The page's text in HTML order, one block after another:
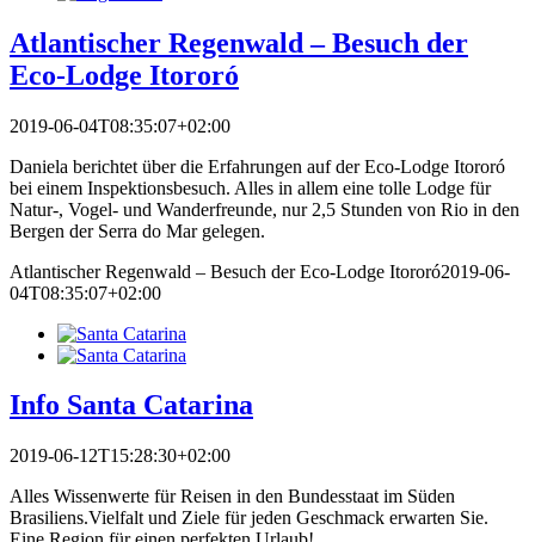
Atlantischer Regenwald – Besuch der
Eco-Lodge Itororó
2019-06-04T08:35:07+02:00
Daniela berichtet über die Erfahrungen auf der Eco-Lodge Itororó
bei einem Inspektionsbesuch. Alles in allem eine tolle Lodge für
Natur-, Vogel- und Wanderfreunde, nur 2,5 Stunden von Rio in den
Bergen der Serra do Mar gelegen.
Atlantischer Regenwald – Besuch der Eco-Lodge Itororó2019-06-
04T08:35:07+02:00
Info Santa Catarina
2019-06-12T15:28:30+02:00
Alles Wissenwerte für Reisen in den Bundesstaat im Süden
Brasiliens.Vielfalt und Ziele für jeden Geschmack erwarten Sie.